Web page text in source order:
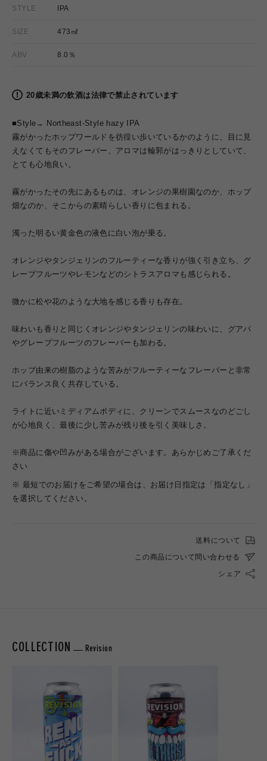
STYLE IPA
SIZE 473㎖
ABV 8.0％
20歳未満の飲酒は法律で禁止されています
■Style→ Northeast-Style hazy IPA
霧がかったホップワールドを彷徨い歩いているかのように、目に見
えなくてもそのフレーバー、アロマは輪郭がはっきりとしていて、
とても心地良い。
霧がかったその先にあるものは、オレンジの果樹園なのか、ホップ
畑なのか、そこからの素晴らしい香りに包まれる。
濁った明るい黄金色の液色に白い泡が乗る。
オレンジやタンジェリンのフルーティーな香りが強く引き立ち、グ
レープフルーツやレモンなどのシトラスアロマも感じられる。
微かに松や花のような大地を感じる香りも存在。
味わいも香りと同じくオレンジやタンジェリンの味わいに、グアバ
やグレープフルーツのフレーバーも加わる。
ホップ由来の樹脂のような苦みがフルーティーなフレーバーと非常
にバランス良く共存している。
ライトに近いミディアムボディに、クリーンでスムースなのどごし
が心地良く、最後に少し苦みが残り後を引く美味しさ。
※商品に傷や凹みがある場合がございます。あらかじめご了承くだ
さい
※ 最短でのお届けをご希望の場合は、お届け日指定は「指定なし」
を選択してください。
送料について
この商品について問い合わせる
シェア
COLLECTION Revision